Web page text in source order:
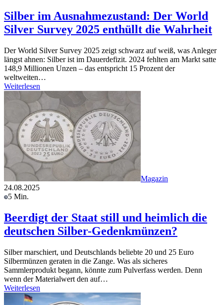
Silber im Ausnahmezustand: Der World
Silver Survey 2025 enthüllt die Wahrheit
Der World Silver Survey 2025 zeigt schwarz auf weiß, was Anleger
längst ahnen: Silber ist im Dauerdefizit. 2024 fehlten am Markt satte
148,9 Millionen Unzen – das entspricht 15 Prozent der
weltweiten…
Weiterlesen
Magazin
24.08.2025
5 Min.
Beerdigt der Staat still und heimlich die
deutschen Silber-Gedenkmünzen?
Silber marschiert, und Deutschlands beliebte 20 und 25 Euro
Silbermünzen geraten in die Zange. Was als sicheres
Sammlerprodukt begann, könnte zum Pulverfass werden. Denn
wenn der Materialwert den auf…
Weiterlesen